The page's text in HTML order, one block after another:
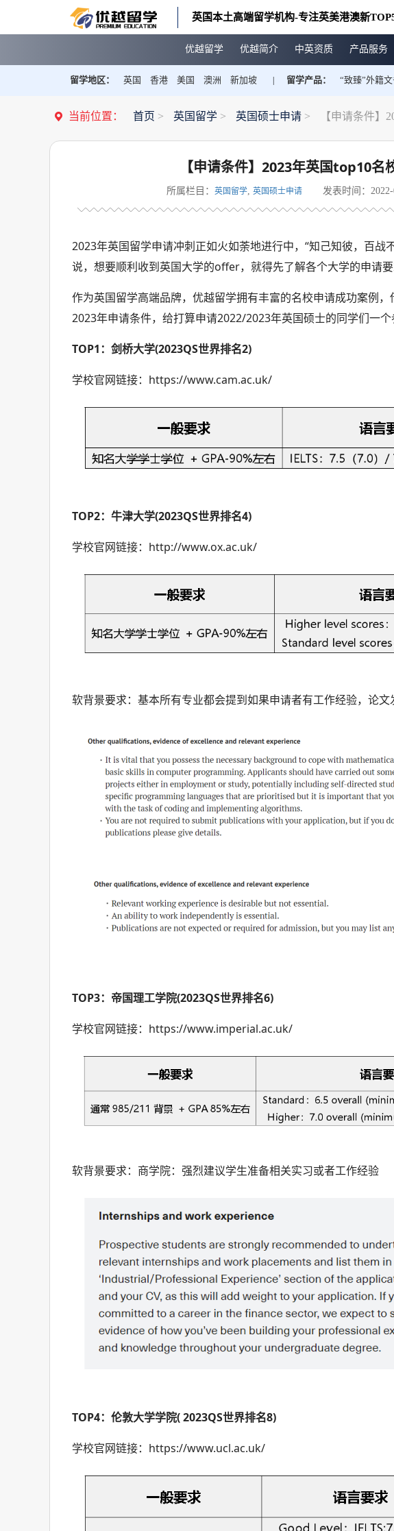
英国本土高端留学机构-专注英美港澳新
优越留学 优越简介 中英资质 产品服务
留学地区： 英国 香港 美国 澳洲 新加坡 留学产品： “致臻”外籍
当前位置： 首页 > 英国留学 > 英国硕士申请 > 【申请条件】
【申请条件】2023年英国top10名
所属栏目： 英国留学, 英国硕士申请 发表时间：
2023年英国留学申请冲刺正如火如荼地进行中，“知己知彼，百战
说，想要顺利收到英国大学的offer，就得先了解各个大学的申请要
作为英国留学高端品牌，优越留学拥有丰富的名校申请成功案例
2023年申请条件，给打算申请2022/2023年英国硕士的同学们一个
TOP1：剑桥大学(2023QS世界排名2)
学校官网链接：https://www.cam.ac.uk/
TOP2：牛津大学(2023QS世界排名4)
学校官网链接：http://www.ox.ac.uk/
软背景要求：基本所有专业都会提到如果申请者有工作经验，论
TOP3：帝国理工学院(2023QS世界排名6)
学校官网链接：https://www.imperial.ac.uk/
软背景要求：商学院：强烈建议学生准备相关实习或者工作经验
TOP4：伦敦大学学院( 2023QS世界排名8)
学校官网链接：https://www.ucl.ac.uk/